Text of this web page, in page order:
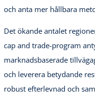
och anta mer hållbara
Det ökande antalet
cap and trade-program
marknadsbaserade
och leverera betydande
robust efterlevnad och